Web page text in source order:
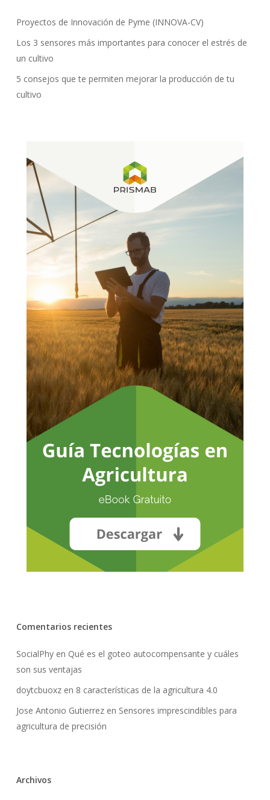
Proyectos de Innovación de Pyme (INNOVA-CV)
Los 3 sensores más importantes para conocer el estrés de
un cultivo
5 consejos que te permiten mejorar la producción de tu
cultivo
Comentarios recientes
SocialPhyen Qué es el goteo autocompensante y cuáles
son sus ventajas
doytcbuoxzen 8 características de la agricultura 4.0
Jose Antonio Gutierrezen Sensores imprescindibles para
agricultura de precisión
Archivos